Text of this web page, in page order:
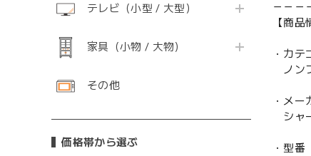
テレビ（小型 / 大型）
家具（小物 / 大物）
その他
価格帯から選ぶ
－－－
【商品
・カテ
ノン
・メー
シャ
・型番